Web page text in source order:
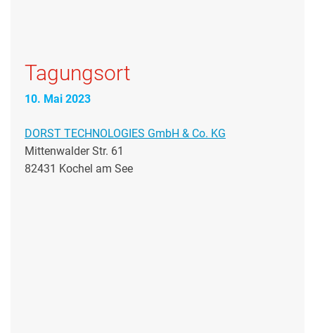
Tagungsort
10. Mai 2023
DORST TECHNOLOGIES GmbH & Co. KG
Mittenwalder Str. 61
82431 Kochel am See